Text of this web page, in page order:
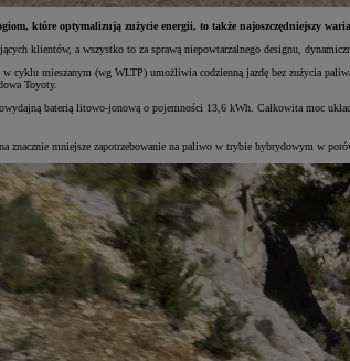
które optymalizują zużycie energii, to także najoszczędniejszy
klientów, a wszystko to za sprawą niepowtarzalnego designu,
mieszanym (wg WLTP) umożliwia codzienną jazdę bez zużycia
Toyoty.
baterią litowo-jonową o pojemności 13,6 kWh. Całkowita moc
znacznie mniejsze zapotrzebowanie na paliwo w trybie hybrydowym w